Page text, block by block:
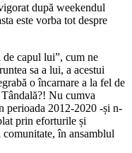
după weekendul
este vorba tot despre
de capul lui”, cum ne
sa a lui, a acestui
o încarnare a la fel de
Nu cumva
perioada 2012-2020 -și n-
prin eforturile și
în ansamblul